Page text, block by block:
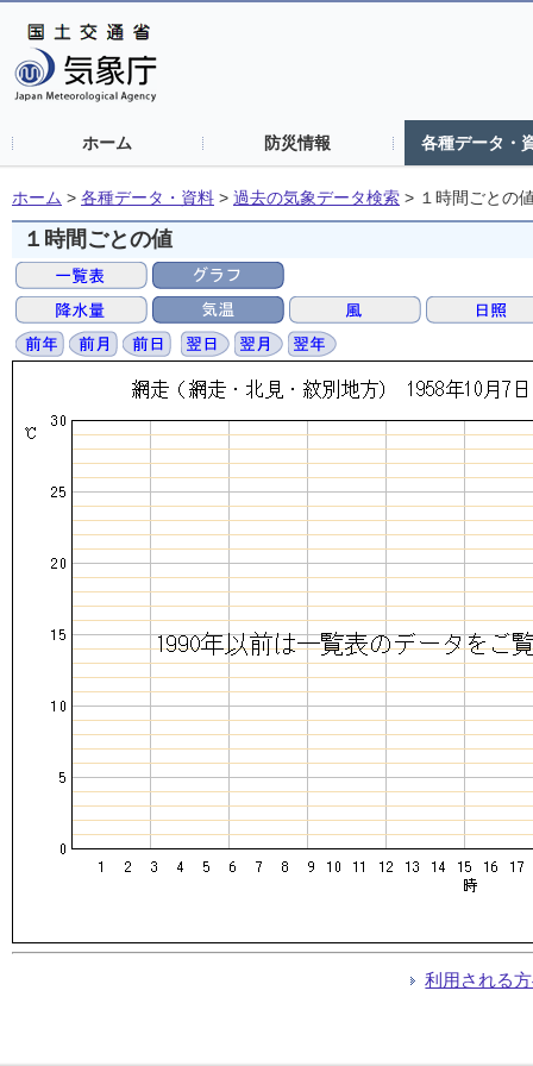
ホーム 防災情報 各種データ・
ホーム > 各種データ・資料 > 過去の気象データ検索 > １時間ごとの
１時間ごとの値
利用される